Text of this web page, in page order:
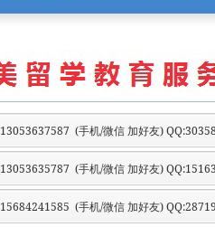
13053637587 (手机/微信 加好友)
13053635787 (手机/微信 加好友)
15684241585 (手机/微信 加好友)